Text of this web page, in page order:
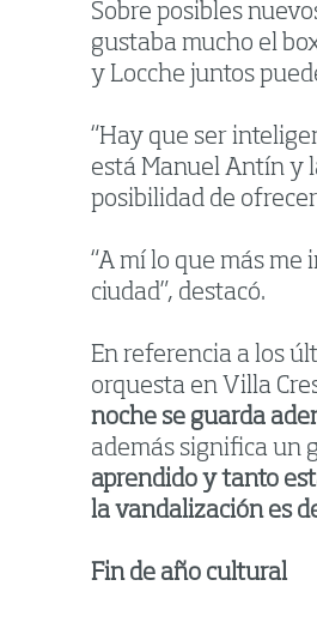
Sobre posibles
gustaba mucho el
y Locche juntos
“Hay que ser
está Manuel Antín y
posibilidad de
“A mí lo que más
ciudad”, destacó.
En referencia a los
orquesta en Villa
noche se guarda
además significa un
aprendido y tanto
la vandalización es
Fin de año cultural